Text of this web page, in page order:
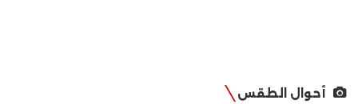
أحوال الطقس